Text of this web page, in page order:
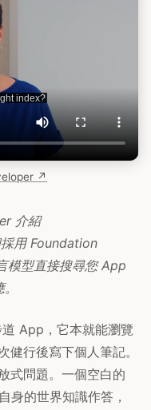
↗
介紹
採用 Foundation
模型直接搜尋您 App
App，它本就能瀏覽
行後寫下個人筆記。
式問題。一個空白的
身的世界知識作答，